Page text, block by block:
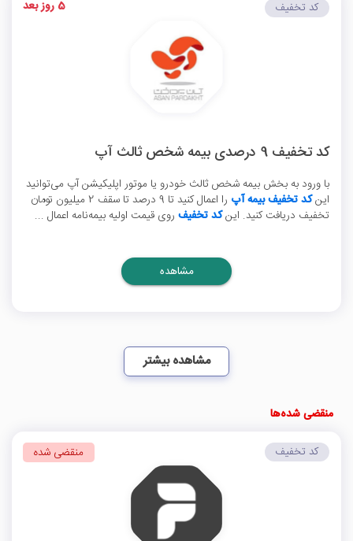
کد تخفیف 9 درصدی بیمه شخص ثالث آپ
با ورود به بخش بیمه شخص ثالث خودرو یا موتور اپلیکیشن آپ می‌توانید
اینکد تخفیف بیمه آپ
را اعمال کنید تا 9 درصد تا سقف 2 میلیون تومان
تخفیف دریافت کنید. اینکد تخفیف روی قیمت اولیه بیمه‌نامه اعمال ...
کد تخفیف 5 روز بعد
مشاهده
مشاهده بیشتر
منقضی شده‌ها
کد تخفیف منقضی شده